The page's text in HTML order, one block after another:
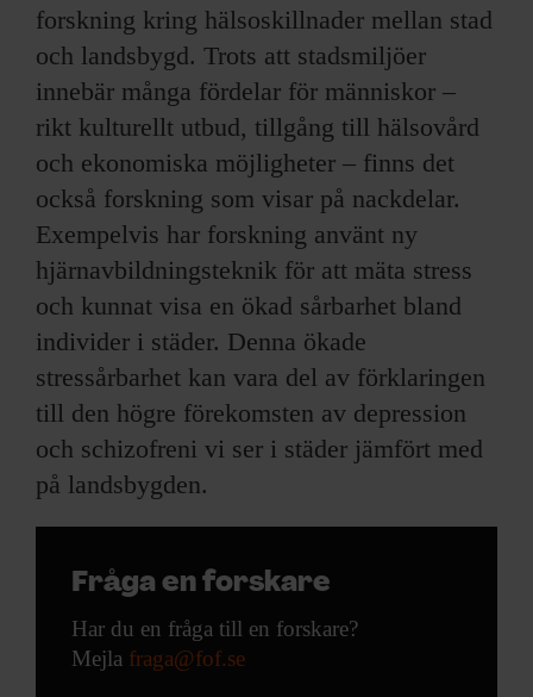
forskning kring hälsoskillnader mellan stad
och landsbygd. Trots att stadsmiljöer
innebär många fördelar för människor –
rikt kulturellt utbud, tillgång till hälsovård
och ekonomiska möjligheter – finns det
också forskning som visar på nackdelar.
Exempelvis har forskning använt ny
hjärnavbildningsteknik för att mäta stress
och kunnat visa en ökad sårbarhet bland
individer i städer. Denna ökade
stressårbarhet kan vara del av förklaringen
till den högre förekomsten av depression
och schizofreni vi ser i städer jämfört med
på landsbygden.
Fråga en forskare
Har du en fråga till en forskare?
Mejla fraga@fof.se